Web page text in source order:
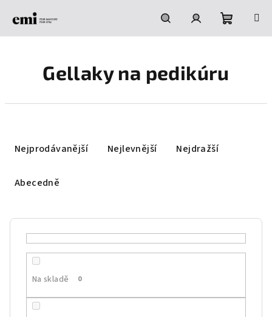
HledatPřihlášeníNákupní
košík
Gellaky na pedikúru
Nejprodávanější Nejlevnější Nejdražší
Abecedně
Na skladě 0